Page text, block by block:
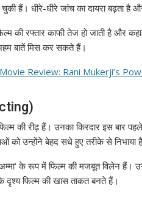
चुकी हैं। धीरे-धीरे जांच का दायरा बढ़ता है
की रफ्तार काफी तेज हो जाती है और
बातें मिस कर सकते हैं।
फिल्म की रीढ़ हैं। उनका किरदार इस बार
को उन्होंने बेहद सधे हुए तरीके से
के रूप में फिल्म की मजबूत विलेन
फिल्म की खास ताकत बनते हैं।